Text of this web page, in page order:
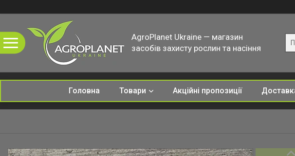
AgroPlanet Ukraine — магазин
засобів захисту рослин та насіння
Головна Товари Акційні пропозиції